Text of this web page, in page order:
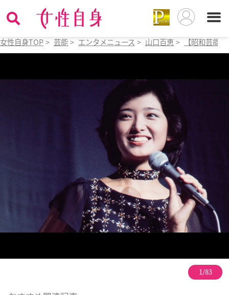
女性自身TOP > 芸能 > エンタメニュース > 山口百恵 > 【昭和芸能
1/83